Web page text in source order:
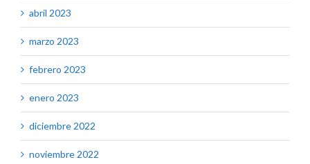
abril 2023
marzo 2023
febrero 2023
enero 2023
diciembre 2022
noviembre 2022